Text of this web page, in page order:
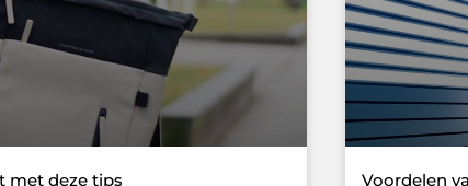
met deze tips Voordelen